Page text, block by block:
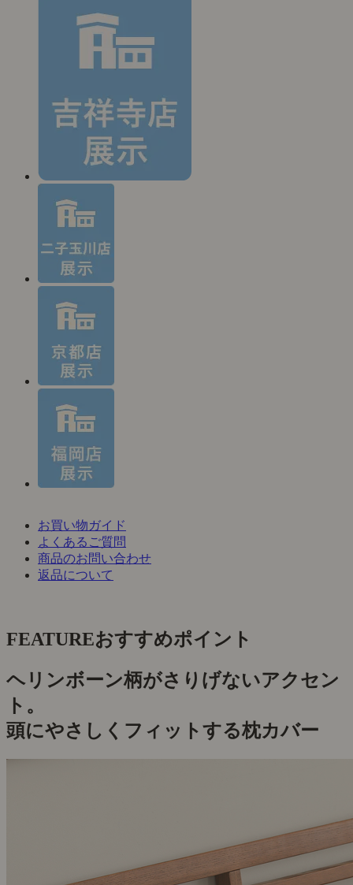
お買い物ガイド
よくあるご質問
商品のお問い合わせ
返品について
FEATUREおすすめポイント
ヘリンボーン柄がさりげないアクセン
ト。
頭にやさしくフィットする枕カバー